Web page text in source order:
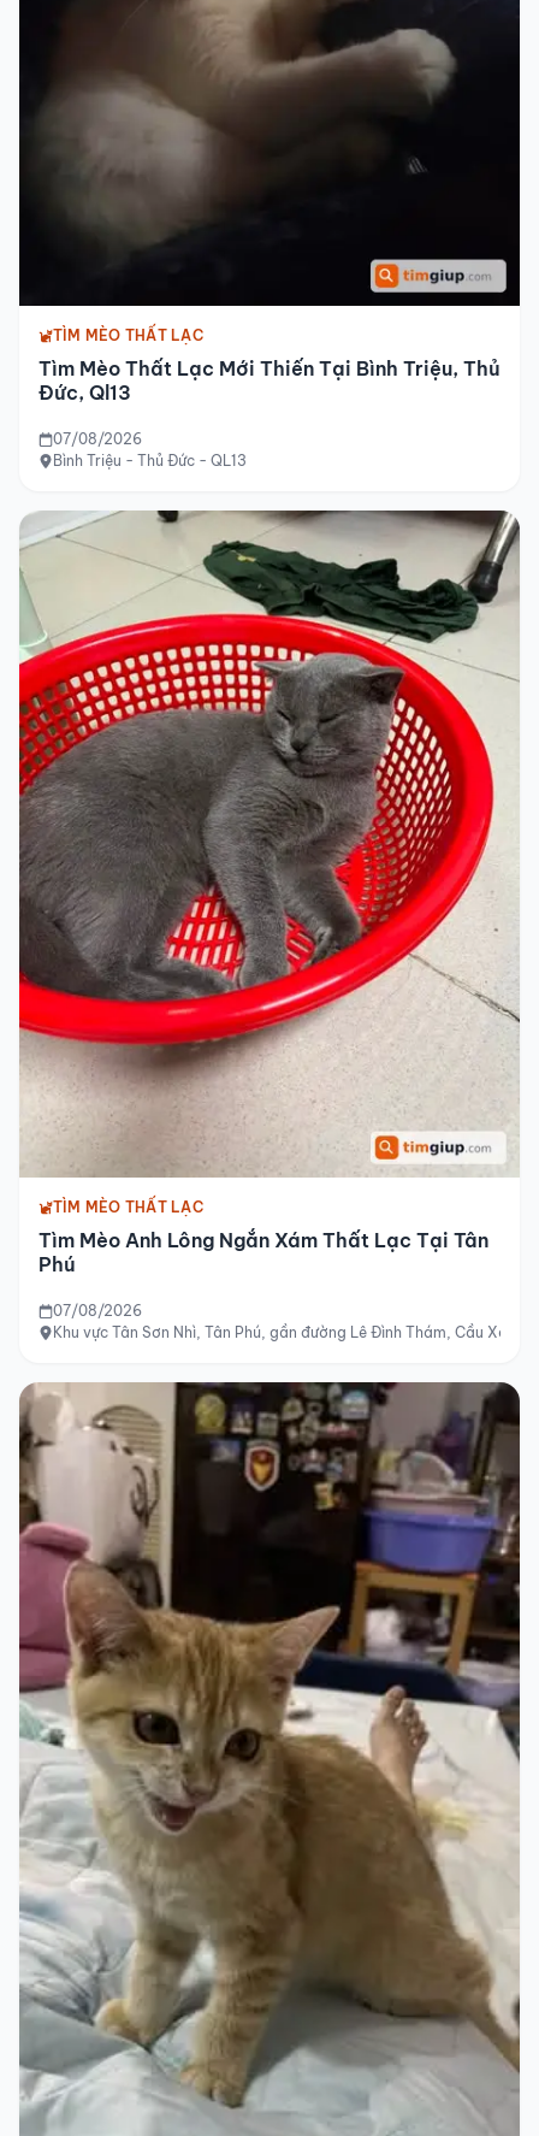
TÌM MÈO THẤT LẠC
Tìm Mèo Thất Lạc Mới Thiến Tại Bình Triệu, Thủ
Đức, Ql13
07/08/2026
Bình Triệu - Thủ Đức - QL13
TÌM MÈO THẤT LẠC
Tìm Mèo Anh Lông Ngắn Xám Thất Lạc Tại Tân
Phú
07/08/2026
Khu vực Tân Sơn Nhì, Tân Phú, gần đường Lê Đình Thám, Cầu Xéo